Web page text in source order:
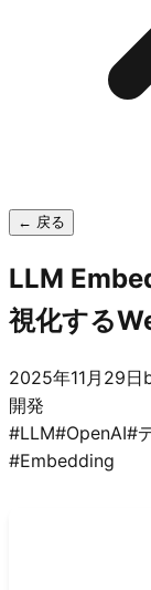
← 戻る
LLM
視化する
2025年11月29日
開発
#LLM#OpenAI#
#Embedding